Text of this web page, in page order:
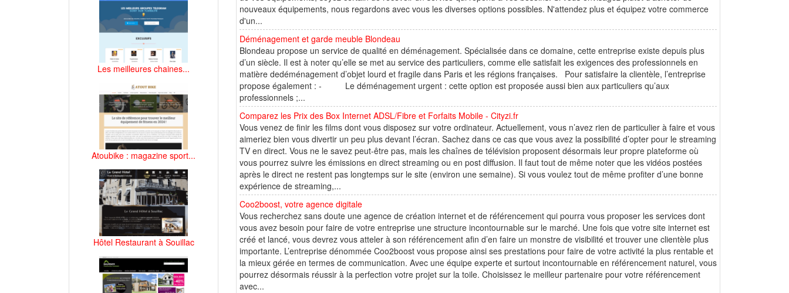
Les meilleures chaines...
Atoubike : magazine sport...
Hôtel Restaurant à Souillac
nouveaux équipements, nous regardons avec vous les diverses options possibles. N'attendez plus et équipez votre commerce
d'un...
Déménagement et garde meuble Blondeau
Blondeau propose un service de qualité en déménagement. Spécialisée dans ce domaine, cette entreprise existe depuis plus
d’un siècle. Il est à noter qu’elle se met au service des particuliers, comme elle satisfait les exigences des professionnels en
matière dedéménagement d’objet lourd et fragile dans Paris et les régions françaises. Pour satisfaire la clientèle, l’entreprise
propose également : - Le déménagement urgent : cette option est proposée aussi bien aux particuliers qu’aux
professionnels ;...
Comparez les Prix des Box Internet ADSL/Fibre et Forfaits Mobile - Cityzi.fr
Vous venez de finir les films dont vous disposez sur votre ordinateur. Actuellement, vous n’avez rien de particulier à faire et vous
aimeriez bien vous divertir un peu plus devant l’écran. Sachez dans ce cas que vous avez la possibilité d’opter pour le streaming
TV en direct. Vous ne le savez peut-être pas, mais les chaînes de télévision proposent désormais leur propre plateforme où
vous pourrez suivre les émissions en direct streaming ou en post diffusion. Il faut tout de même noter que les vidéos postées
après le direct ne restent pas longtemps sur le site (environ une semaine). Si vous voulez tout de même profiter d’une bonne
expérience de streaming,...
Coo2boost, votre agence digitale
Vous recherchez sans doute une agence de création internet et de référencement qui pourra vous proposer les services dont
vous avez besoin pour faire de votre entreprise une structure incontournable sur le marché. Une fois que votre site internet est
créé et lancé, vous devrez vous atteler à son référencement afin d’en faire un monstre de visibilité et trouver une clientèle plus
importante. L’entreprise dénommée Coo2boost vous propose ainsi ses prestations pour faire de votre activité la plus rentable et
la mieux gérée en termes de communication. Avec une équipe experte et surtout incontournable en référencement naturel, vous
pourrez désormais réussir à la perfection votre projet sur la toile. Choisissez le meilleur partenaire pour votre référencement
avec...